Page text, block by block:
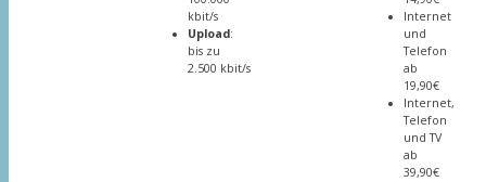
kbit/s
Upload:
bis zu
2.500 kbit/s
Internet
und
Telefon
ab
19,90€
Internet,
Telefon
und TV
ab
39,90€